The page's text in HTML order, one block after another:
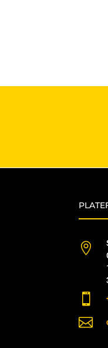


